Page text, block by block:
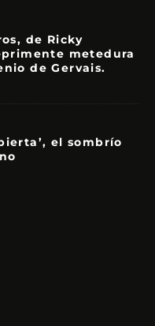
de Ricky
metedura
de Gervais.
el sombrío